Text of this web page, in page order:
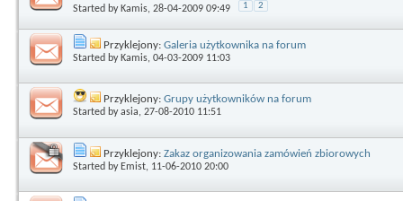
Started by Kamis, 28-04-2009 09:49 1 2
Przyklejony: Galeria użytkownika na forum
Started by Kamis, 04-03-2009 11:03
Przyklejony: Grupy użytkowników na forum
Started byasia, 27-08-2010 11:51
Przyklejony: Zakaz organizowania zamówień zbiorowych
Started by Emist, 11-06-2010 20:00